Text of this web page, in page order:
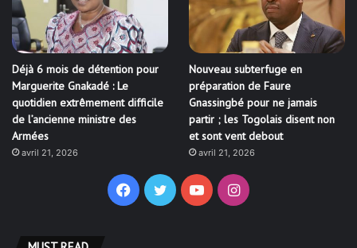
Déjà 6 mois de détention pour
Marguerite Gnakadé : Le
quotidien extrêmement difficile
de l’ancienne ministre des
Armées
avril 21, 2026
Nouveau subterfuge en
préparation de Faure
Gnassingbé pour ne jamais
partir ; les Togolais disent non
et sont vent debout
avril 21, 2026
Facebook
TwitterYouTubeInstagram